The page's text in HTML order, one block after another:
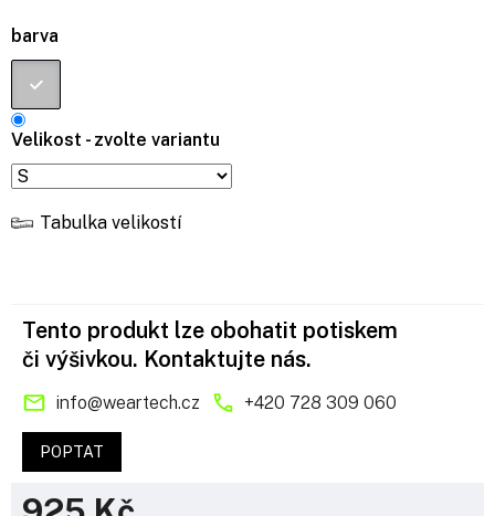
barva
Velikost - zvolte variantu
Tabulka velikostí
Tento produkt lze obohatit potiskem
či výšivkou. Kontaktujte nás.
info@weartech.cz +420 728 309 060
POPTAT